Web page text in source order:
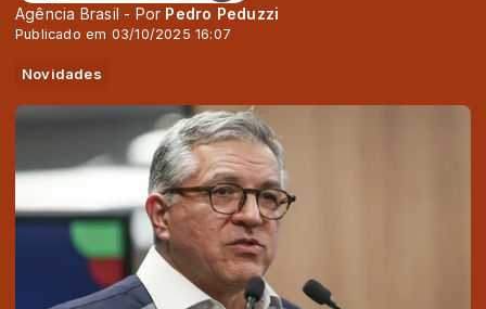
Agência Brasil - Por Pedro Peduzzi
Publicado em 03/10/2025 16:07
Novidades